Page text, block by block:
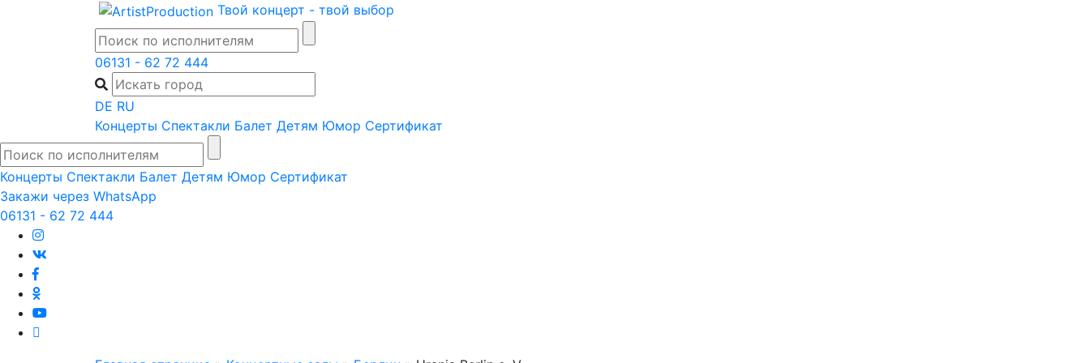
Твой концерт - твой выбор
06131 - 62 72 444
DE RU
Концерты Спектакли Балет Детям Юмор Сертификат
Концерты Спектакли Балет Детям Юмор Сертификат
Закажи через WhatsApp
06131 - 62 72 444